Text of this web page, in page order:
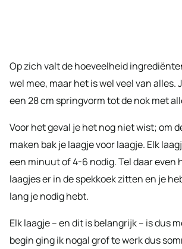
Op zich valt de hoeveelheid
wel mee, maar het is wel veel van alles.
een 28 cm springvorm tot de nok met
Voor het geval je het nog niet wist; om
maken bak je laagje voor laagje. Elk
een minuut of 4-6 nodig. Tel daar even
laagjes er in de spekkoek zitten en je
lang je nodig hebt.
Elk laagje – en dit is belangrijk – is dus
begin ging ik nogal grof te werk dus